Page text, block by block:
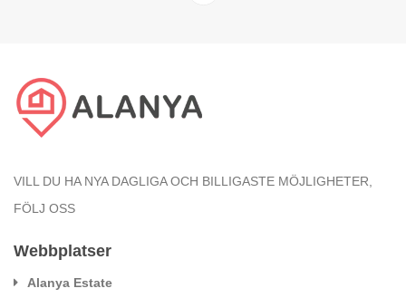
VILL DU HA NYA DAGLIGA OCH BILLIGASTE MÖJLIGHETER,
FÖLJ OSS
Webbplatser
Alanya Estate